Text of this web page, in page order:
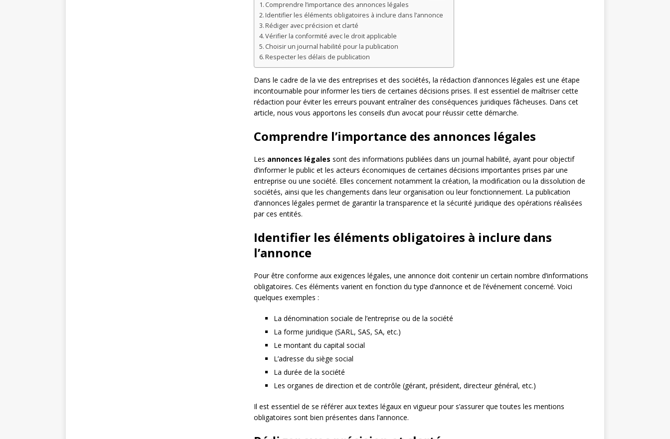
Comprendre l’importance des annonces légales
Identifier les éléments obligatoires à inclure dans l’annonce
Rédiger avec précision et clarté
Vérifier la conformité avec le droit applicable
Choisir un journal habilité pour la publication
Respecter les délais de publication
Dans le cadre de la vie des entreprises et des sociétés, la rédaction d’annonces légales est une étape
incontournable pour informer les tiers de certaines décisions prises. Il est essentiel de maîtriser cette
rédaction pour éviter les erreurs pouvant entraîner des conséquences juridiques fâcheuses. Dans cet
article, nous vous apportons les conseils d’un avocat pour réussir cette démarche.
Comprendre l’importance des annonces légales
Les annonces légales sont des informations publiées dans un journal habilité, ayant pour objectif
d’informer le public et les acteurs économiques de certaines décisions importantes prises par une
entreprise ou une société. Elles concernent notamment la création, la modification ou la dissolution de
sociétés, ainsi que les changements dans leur organisation ou leur fonctionnement. La publication
d’annonces légales permet de garantir la transparence et la sécurité juridique des opérations réalisées
par ces entités.
Identifier les éléments obligatoires à inclure dans
l’annonce
Pour être conforme aux exigences légales, une annonce doit contenir un certain nombre d’informations
obligatoires. Ces éléments varient en fonction du type d’annonce et de l’événement concerné. Voici
quelques exemples :
La dénomination sociale de l’entreprise ou de la société
La forme juridique (SARL, SAS, SA, etc.)
Le montant du capital social
L’adresse du siège social
La durée de la société
Les organes de direction et de contrôle (gérant, président, directeur général, etc.)
Il est essentiel de se référer aux textes légaux en vigueur pour s’assurer que toutes les mentions
obligatoires sont bien présentes dans l’annonce.